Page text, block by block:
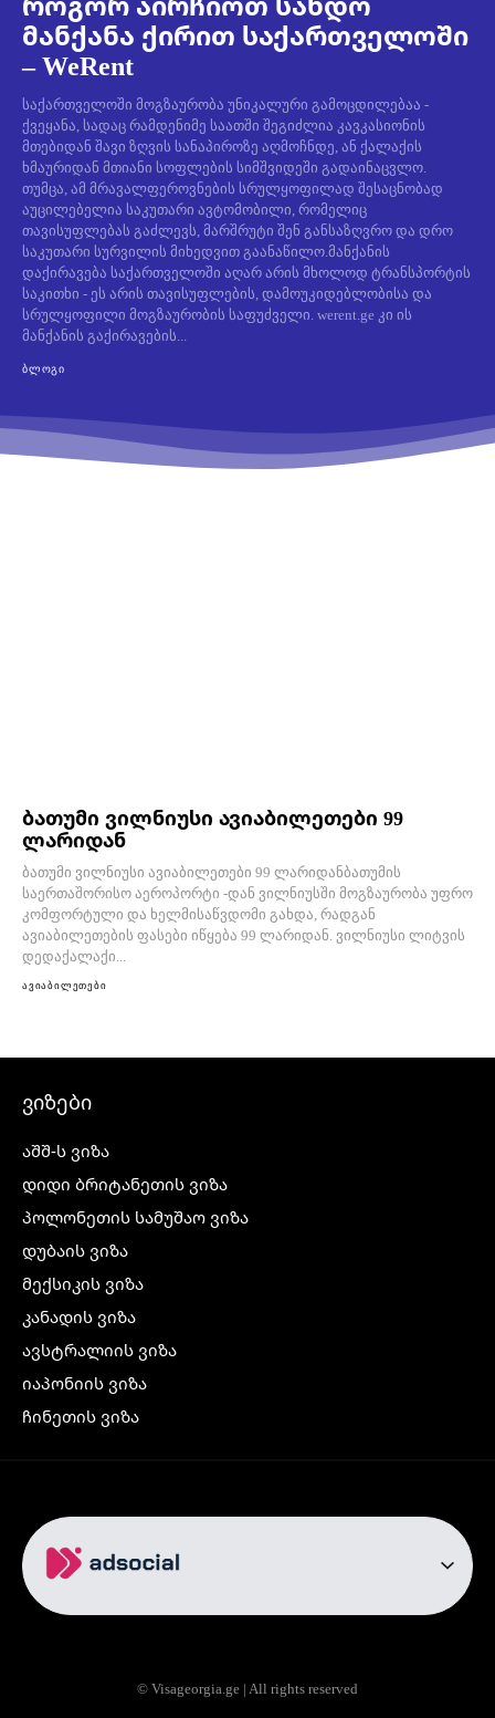
მანქანა ქირით საქართველოში
– WeRent
საქართველოში მოგზაურობა უნიკალური გამოცდილებაა -
ქვეყანა, სადაც რამდენიმე საათში შეგიძლია კავკასიონის
მთებიდან შავი ზღვის სანაპიროზე აღმოჩნდე, ან ქალაქის
ხმაურიდან მთიანი სოფლების სიმშვიდეში გადაინაცვლო.
თუმცა, ამ მრავალფეროვნების სრულყოფილად შესაცნობად
აუცილებელია საკუთარი ავტომობილი, რომელიც
თავისუფლებას გაძლევს, მარშრუტი შენ განსაზღვრო და დრო
საკუთარი სურვილის მიხედვით გაანაწილო.მანქანის
დაქირავება საქართველოში აღარ არის მხოლოდ ტრანსპორტის
საკითხი - ეს არის თავისუფლების, დამოუკიდებლობისა და
სრულყოფილი მოგზაურობის საფუძველი. werent.ge კი ის
მანქანის გაქირავების...
ᲑᲚᲝᲒᲘ
ბათუმი ვილნიუსი ავიაბილეთები 99
ლარიდან
ბათუმი ვილნიუსი ავიაბილეთები 99 ლარიდანბათუმის
საერთაშორისო აეროპორტი -დან ვილნიუსში მოგზაურობა უფრო
კომფორტული და ხელმისაწვდომი გახდა, რადგან
ავიაბილეთების ფასები იწყება 99 ლარიდან. ვილნიუსი ლიტვის
დედაქალაქი...
ავიაბილეთები
ვიზები
აშშ-ს ვიზა
დიდი ბრიტანეთის ვიზა
პოლონეთის სამუშაო ვიზა
დუბაის ვიზა
მექსიკის ვიზა
კანადის ვიზა
ავსტრალიის ვიზა
იაპონიის ვიზა
ჩინეთის ვიზა
ჩრდილოეთ ირლანდიის ვიზა
რუსეთის ვიზა
ავიაბილეთები
თბილისი ბაქო
© Visageorgia.ge | All rights reserved